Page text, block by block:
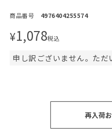
商品番号 4976404255574
¥1,078税込
申し訳ございません。ただ
再入荷